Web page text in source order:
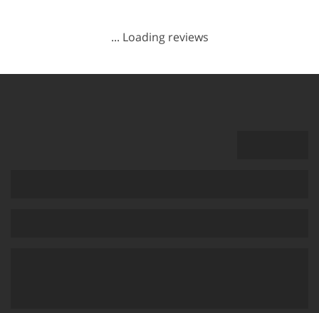
Loading reviews ...